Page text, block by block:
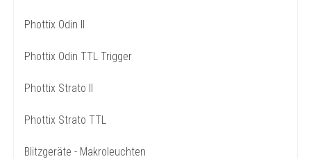
Phottix Odin II
Phottix Odin TTL Trigger
Phottix Strato II
Phottix Strato TTL
Blitzgeräte - Makroleuchten